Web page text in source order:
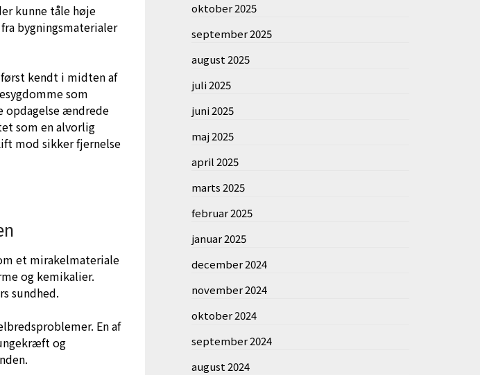
kunne tåle høje
bygningsmaterialer
først kendt i midten af
som
opdagelse ændrede
som en alvorlig
mod sikker fjernelse
et mirakelmateriale
og kemikalier.
sundhed.
En af
og
oktober 2025
september 2025
august 2025
juli 2025
juni 2025
maj 2025
april 2025
marts 2025
februar 2025
januar 2025
december 2024
november 2024
oktober 2024
september 2024
august 2024